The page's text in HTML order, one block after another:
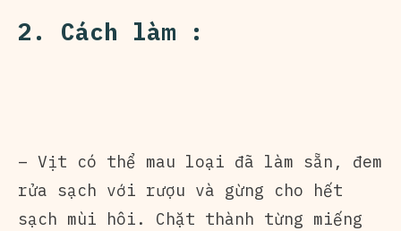
2. Cách làm :
– Vịt có thể mau loại đã làm sẵn, đem
rửa sạch với rượu và gừng cho hết
sạch mùi hôi. Chặt thành từng miếng